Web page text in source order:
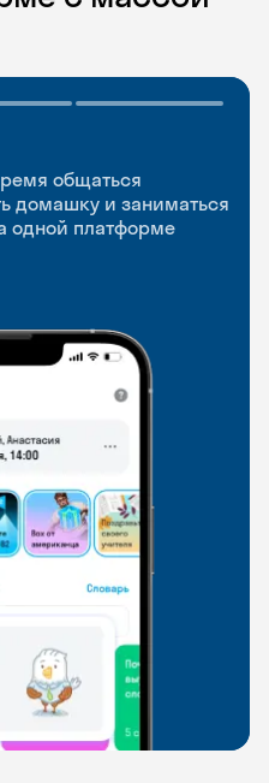
общаться
домашку и заниматься
одной платформе
новые слова где
практики
с преподавателями